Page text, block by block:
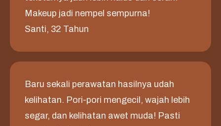
Makeup jadi nempel sempurna!
Santi, 32 Tahun
Baru sekali perawatan hasilnya udah
kelihatan. Pori-pori mengecil, wajah lebih
segar, dan kelihatan awet muda! Pasti